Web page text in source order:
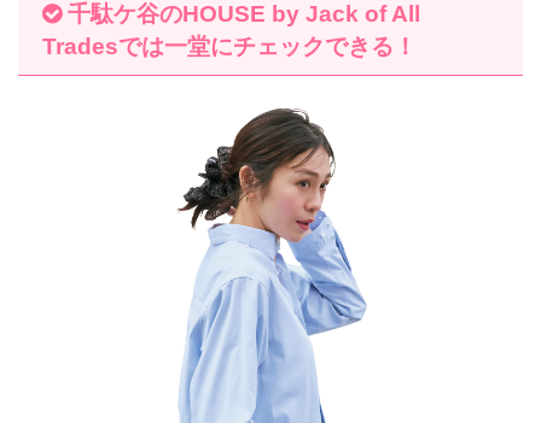
千駄ケ谷のHOUSE by Jack of All
Tradesでは一堂にチェックできる！